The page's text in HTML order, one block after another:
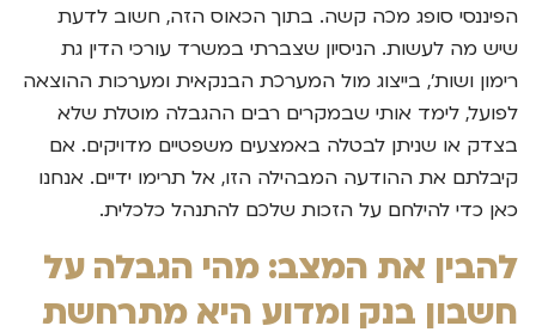
הפיננסי סופג מכה קשה. בתוך הכאוס הזה, חשוב לדעת
שיש מה לעשות. הניסיון שצברתי במשרד עורכי הדין גת
רימון ושות', בייצוג מול המערכת הבנקאית ומערכות ההוצאה
לפועל, לימד אותי שבמקרים רבים ההגבלה מוטלת שלא
בצדק או שניתן לבטלה באמצעים משפטיים מדויקים. אם
קיבלתם את ההודעה המבהילה הזו, אל תרימו ידיים. אנחנו
כאן כדי להילחם על הזכות שלכם להתנהל כלכלית.
להבין את המצב: מהי הגבלה על
חשבון בנק ומדוע היא מתרחשת